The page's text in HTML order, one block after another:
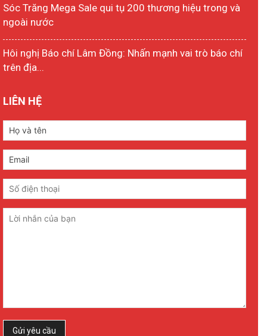
Sóc Trăng Mega Sale qui tụ 200 thương hiệu trong và
ngoài nước
Hôi nghị Báo chí Lâm Đồng: Nhấn mạnh vai trò báo chí
trên địa...
LIÊN HỆ